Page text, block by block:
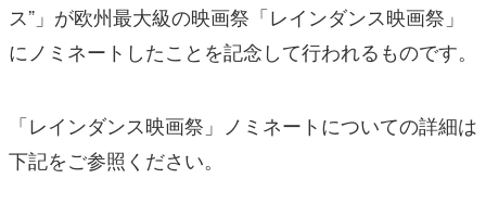
ス”」が欧州最大級の映画祭「レインダンス映画祭」
にノミネートしたことを記念して行われるものです。
「レインダンス映画祭」ノミネートについての詳細は
下記をご参照ください。